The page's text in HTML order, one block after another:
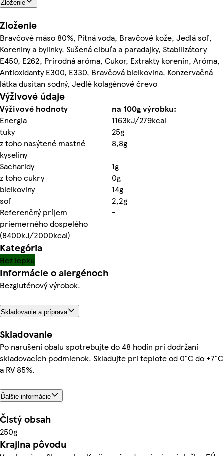
Zloženie
Zloženie
Bravčové mäso 80%, Pitná voda, Bravčové kože, Jedlá soľ,
Koreniny a bylinky, Sušená cibuľa a paradajky, Stabilizátory
E450, E262, Prírodná aróma, Cukor, Extrakty korenín, Aróma,
Antioxidanty E300, E330, Bravčová bielkovina, Konzervačná
látka dusitan sodný, Jedlé kolagénové črevo
Výživové údaje
Výživové hodnoty
na 100g výrobku:
Energia
1163kJ/279kcal
tuky
25g
z toho nasýtené mastné
kyseliny
8,8g
Sacharidy
1g
z toho cukry
0g
bielkoviny
14g
soľ
2,2g
Referenčný príjem
priemerného dospelého
(8400kJ/2000kcal)
-
Kategória
Bez lepku
Informácie o alergénoch
Bezgluténový výrobok.
Skladovanie a príprava
Skladovanie
Po narušení obalu spotrebujte do 48 hodín pri dodržaní
skladovacích podmienok. Skladujte pri teplote od 0°C do +7°C
a RV 85%.
Ďalšie informácie
Čistý obsah
250g
Krajina pôvodu